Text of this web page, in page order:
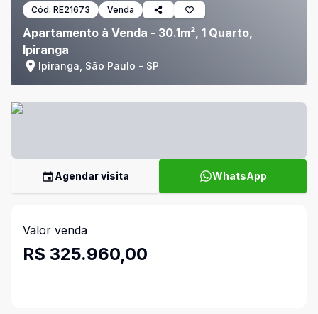
Cód: RE21673 Venda
Apartamento à Venda - 30.1m², 1 Quarto,
Ipiranga
Ipiranga, São Paulo - SP
Agendar visita WhatsApp
Valor venda
R$ 325.960,00